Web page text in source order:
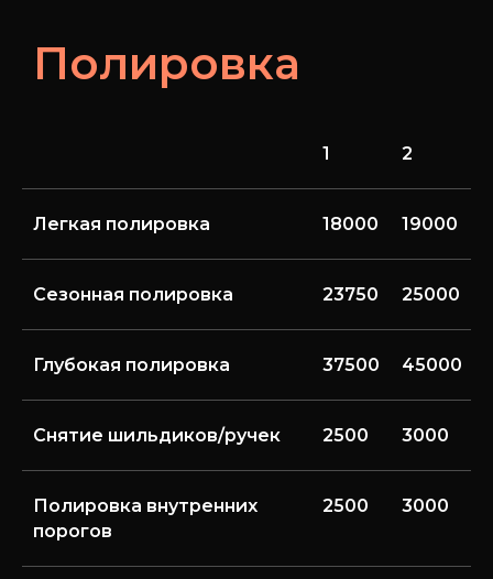
Полировка
1 2
Легкая полировка 18000 19000
Сезонная полировка 23750 25000
Глубокая полировка 37500 45000
Снятие шильдиков/ручек 2500 3000
Полировка внутренних
порогов
2500 3000